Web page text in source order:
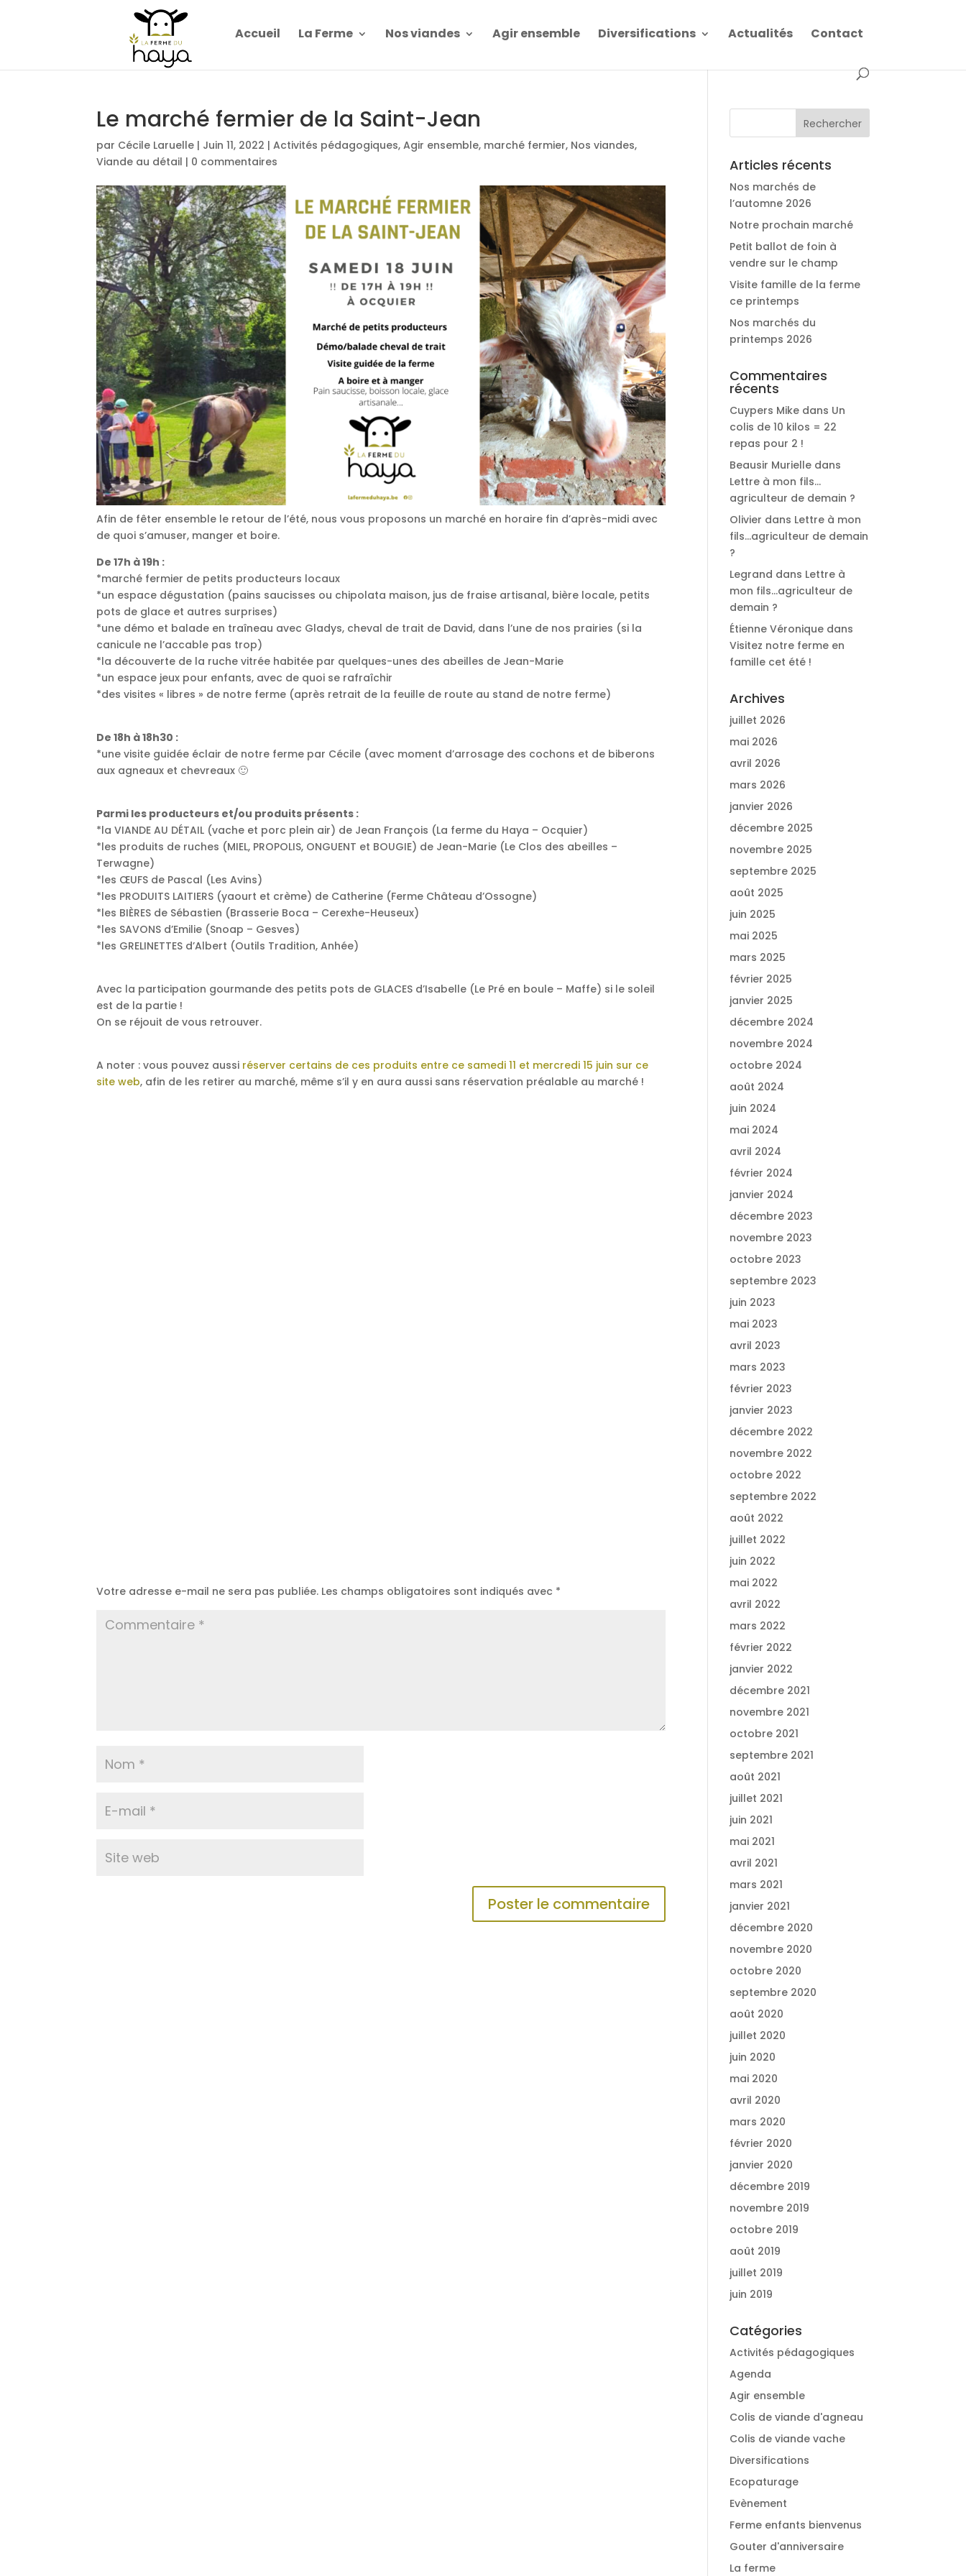
Accueil La Ferme Nos viandes Agir ensemble Diversifications Actualités Contact
Le marché fermier de la Saint-Jean
par Cécile Laruelle | Juin 11, 2022 |Activités pédagogiques,Agir ensemble, marché fermier, Nos viandes,
Viande au détail | 0 commentaires
Afin de fêter ensemble le retour de l’été, nous vous proposons un marché en horaire fin d’après-midi avec
de quoi s’amuser, manger et boire.
De 17h à 19h :
*marché fermier de petits producteurs locaux
*un espace dégustation (pains saucisses ou chipolata maison, jus de fraise artisanal, bière locale, petits
pots de glace et autres surprises)
*une démo et balade en traîneau avec Gladys, cheval de trait de David, dans l’une de nos prairies (si la
canicule ne l’accable pas trop)
*la découverte de la ruche vitrée habitée par quelques-unes des abeilles de Jean-Marie
*un espace jeux pour enfants, avec de quoi se rafraîchir
*des visites « libres » de notre ferme (après retrait de la feuille de route au stand de notre ferme)
De 18h à 18h30 :
*une visite guidée éclair de notre ferme par Cécile (avec moment d’arrosage des cochons et de biberons
aux agneaux et chevreaux 🙂
Parmi les producteurs et/ou produits présents :
*la VIANDE AU DÉTAIL (vache et porc plein air) de Jean François (La ferme du Haya – Ocquier)
*les produits de ruches (MIEL, PROPOLIS, ONGUENT et BOUGIE) de Jean-Marie (Le Clos des abeilles –
Terwagne)
*les ŒUFS de Pascal (Les Avins)
*les PRODUITS LAITIERS (yaourt et crème) de Catherine (Ferme Château d’Ossogne)
*les BIÈRES de Sébastien (Brasserie Boca – Cerexhe-Heuseux)
*les SAVONS d’Emilie (Snoap – Gesves)
*les GRELINETTES d’Albert (Outils Tradition, Anhée)
Avec la participation gourmande des petits pots de GLACES d’Isabelle (Le Pré en boule – Maffe) si le soleil
est de la partie !
On se réjouit de vous retrouver.
A noter : vous pouvez aussi réserver certains de ces produits entre ce samedi 11 et mercredi 15 juin sur ce
site web, afin de les retirer au marché, même s’il y en aura aussi sans réservation préalable au marché !
Votre adresse e-mail ne sera pas publiée. Les champs obligatoires sont indiqués avec *
Articles récents
Nos marchés de
l’automne 2026
Notre prochain marché
Petit ballot de foin à
vendre sur le champ
Visite famille de la ferme
ce printemps
Nos marchés du
printemps 2026
Commentaires
récents
Cuypers Mike dans Un
colis de 10 kilos = 22
repas pour 2 !
Beausir Murielle dans
Lettre à mon fils…
agriculteur de demain ?
Olivier dans Lettre à mon
fils…agriculteur de demain
?
Legrand dans Lettre à
mon fils…agriculteur de
demain ?
Étienne Véronique dans
Visitez notre ferme en
famille cet été !
Archives
juillet 2026
mai 2026
avril 2026
mars 2026
janvier 2026
décembre 2025
novembre 2025
septembre 2025
août 2025
juin 2025
mai 2025
mars 2025
février 2025
janvier 2025
décembre 2024
novembre 2024
octobre 2024
août 2024
juin 2024
mai 2024
avril 2024
février 2024
janvier 2024
décembre 2023
novembre 2023
octobre 2023
septembre 2023
juin 2023
mai 2023
avril 2023
mars 2023
février 2023
janvier 2023
décembre 2022
novembre 2022
octobre 2022
septembre 2022
août 2022
juillet 2022
juin 2022
mai 2022
avril 2022
mars 2022
février 2022
janvier 2022
décembre 2021
novembre 2021
octobre 2021
septembre 2021
août 2021
juillet 2021
juin 2021
mai 2021
avril 2021
mars 2021
janvier 2021
décembre 2020
novembre 2020
octobre 2020
septembre 2020
août 2020
juillet 2020
juin 2020
mai 2020
avril 2020
mars 2020
février 2020
janvier 2020
décembre 2019
novembre 2019
octobre 2019
août 2019
juillet 2019
juin 2019
Catégories
Activités pédagogiques
Agenda
Agir ensemble
Colis de viande d'agneau
Colis de viande vache
Diversifications
Ecopaturage
Evènement
Ferme enfants bienvenus
Gouter d'anniversaire
La ferme